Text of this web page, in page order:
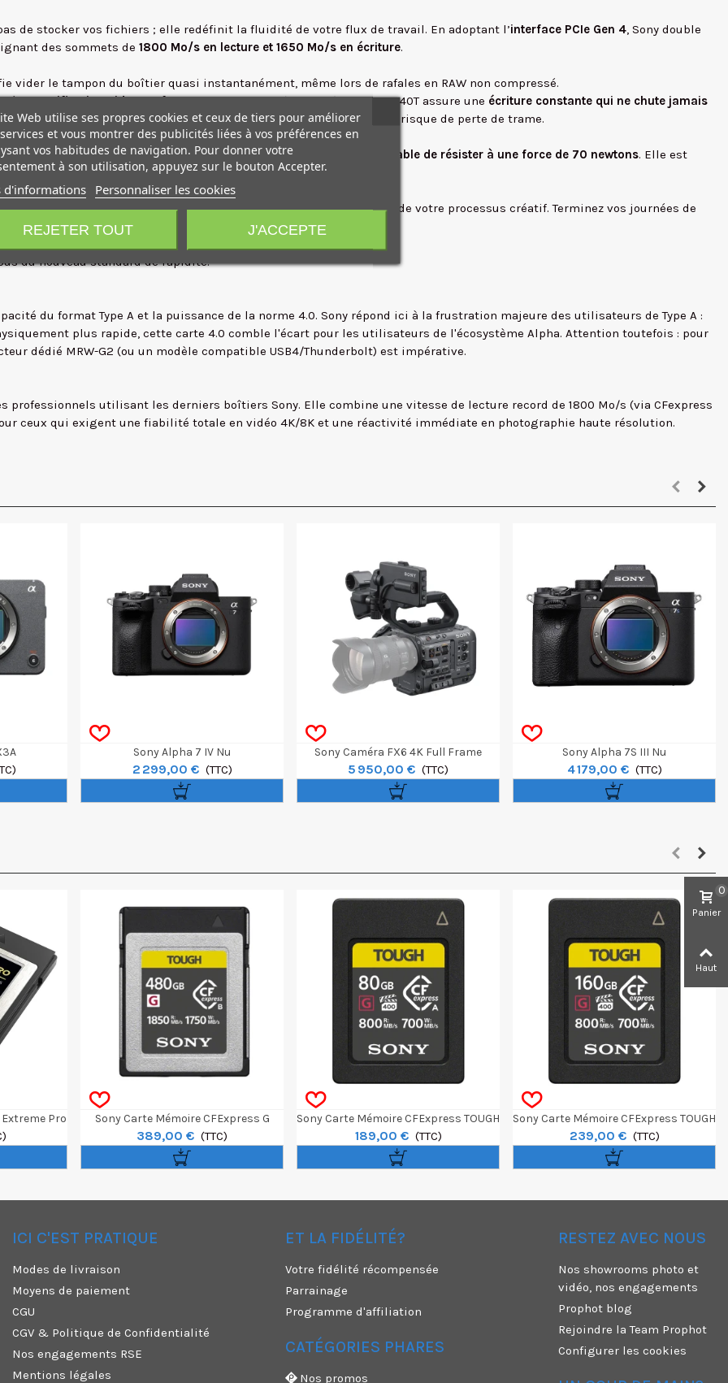
de stocker vos fichiers ; elle redéfinit la fluidité de votre flux de travail. En adoptant l’interface PCIe Gen 4, Sony double
des sommets de 1800 Mo/s en lecture et 1650 Mo/s en écriture.
vider le tampon du boîtier quasi instantanément, même lors de rafales en RAW non compressé.
à lacertification Video Performance Guarantee(VPG400), la CEA-G240T assure une écriture constante qui ne chute jamais
codecs à haut débit binaire de la gamme Sony Cinema Line sans risque de perte de trame.
TOUGH, cette carte possède une structure monocoque rigide capable de résister à une force de 70 newtons. Elle est
rayons X, aux décharges électrostatiques et aux UV.
un support de stockage, vous investissez dans la continuité de votre processus créatif. Terminez vos journées de
transférées sur votre disque de travail en un temps record.
du nouveau standard de rapidité.
du format Type A et la puissance de la norme 4.0. Sony répond ici à la frustration majeure des utilisateurs de Type A :
plus rapide, cette carte 4.0 comble l'écart pour les utilisateurs de l'écosystème Alpha. Attention toutefois : pour
dédié MRW-G2 (ou un modèle compatible USB4/Thunderbolt) est impérative.
professionnels utilisant les derniers boîtiers Sony. Elle combine une vitesse de lecture record de 1800 Mo/s (via CFexpress
ceux qui exigent une fiabilité totale en vidéo 4K/8K et une réactivité immédiate en photographie haute résolution.
Sony Alpha 7 IV Nu
2 299,00 € (TTC)
Sony Caméra FX6 4K Full Frame
5 950,00 € (TTC)
Sony Alpha 7S III Nu
4 179,00 € (TTC)
Pro
s
Sony Carte Mémoire CFExpress G
TOUGH Type B 480Go
389,00 € (TTC)
Sony Carte Mémoire CFExpress TOUGH
Type A 80GB
189,00 € (TTC)
Sony Carte Mémoire CFExpress TOUGH
Type A 160GB
239,00 € (TTC)
ICI C'EST PRATIQUE
Modes de livraison
Moyens de paiement
CGU
CGV & Politique de Confidentialité
Nos engagements RSE
Mentions légales
ET LA FIDÉLITÉ?
Votre fidélité récompensée
Parrainage
Programme d'affiliation
CATÉGORIES PHARES
Nos promos
RESTEZ AVEC NOUS
Nos showrooms photo et
vidéo, nos engagements
Prophot blog
Rejoindre la Team Prophot
Configurer les cookies
Web utilise ses propres cookies et ceux de tiers pour améliorer
et vous montrer des publicités liées à vos préférences en
vos habitudes de navigation. Pour donner votre
à son utilisation, appuyez sur le bouton Accepter.
d'informations Personnaliser les cookies
REJETER TOUT J'ACCEPTE
Panier
0
Haut